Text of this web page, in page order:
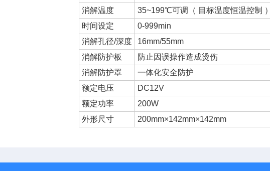
消解温度
35~199℃可调（ 目标温度恒温控制
时间设定
0-999min
消解孔径/深度
16mm/55mm
消解防护板
防止因误操作造成烫伤
消解防护罩
一体化安全防护
额定电压
DC12V
额定功率
200W
外形尺寸
200mm×142mm×142mm